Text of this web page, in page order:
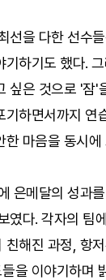
선을 다한 선수
기하기도 했다.
싶은 것으로 '잠'
기하면서까지 연
한 마음을 동시에
은메달의 성과
였다. 각자의 팀
친해진 과정, 항
을 이야기하며